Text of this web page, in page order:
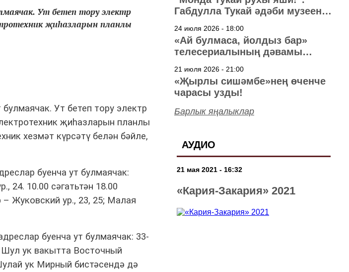
Ут бетеп тору электр
җиһазларын планлы
Ут бетеп тору электр
җиһазларын планлы
хезмәт күрсәтү белән бәйле,
буенча ут булмаячак:
24. 10.00 сәгатьтән 18.00
– Жуковский ур., 23, 25; Малая
буенча ут булмаячак: 33-
Шул ук вакытта Восточный
ук Мирный бистәсендә дә
Габдулла Тукай әдәби музеена
24 июля 2026 - 18:00
«Ай булмаса, йолдыз бар»
телесериалының дәвамы
21 июля 2026 - 21:00
«Җырлы сишәмбе»нең өченче
чарасы узды!
Барлык яңалыклар
АУДИО
21 мая 2021 - 16:32
«Кария-Закария» 2021